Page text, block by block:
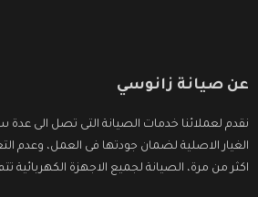
عن صيانة زانوسي
نقدم لعملائنا خدمات الصيانة التى تصل الى
الغيار الاصلية لضمان جودتها فى العمل، وعدم
اكثر من مرة، الصيانة لجميع الاجهزة